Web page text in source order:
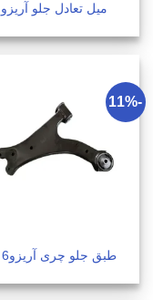
میل تعادل جلو آریزو 6
-11%
طبق جلو چری آریزو6 پرو